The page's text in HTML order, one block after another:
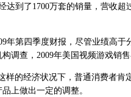
达到了1700万套的销量，营收
第四季度财报，尽管业绩高于
调查，2009年美国视频游戏销
的经济状况下，普通消费者肯
上做出一定的调整。